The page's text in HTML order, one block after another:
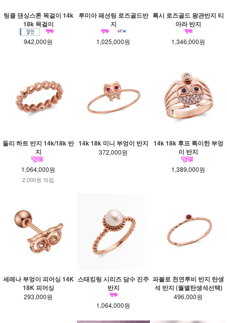
팅클 댄싱스톤 목걸이 14k
18k 목걸이
942,000원
루미아 패션링 로즈골드반
지
1,025,000원
록시 로즈골드 왕관반지 티
아라 반지
1,346,000원
둘리 하트 반지 14k/18k 반
지
1,064,000원
2,000원 적립
14k 18k 미니 부엉이 반지
372,000원
14k 18k 후프 특이한 부엉
이 반지
1,389,000원
세레나 부엉이 피어싱 14K
18K 피어싱
293,000원
스태킹링 시리즈 담수 진주
반지
1,064,000원
파블로 천연루비 반지 탄생
석 반지 (월별탄생석선택)
496,000원